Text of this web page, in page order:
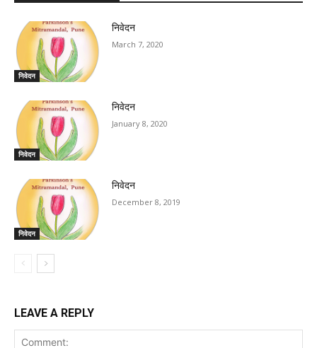
निवेदन
निवेदन
March 7, 2020
निवेदन
निवेदन
January 8, 2020
निवेदन
निवेदन
December 8, 2019
LEAVE A REPLY